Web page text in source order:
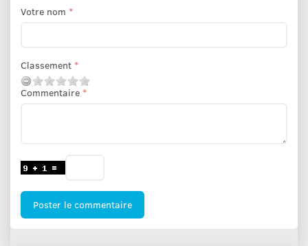
Votre nom
Classement
Commentaire
Poster le commentaire